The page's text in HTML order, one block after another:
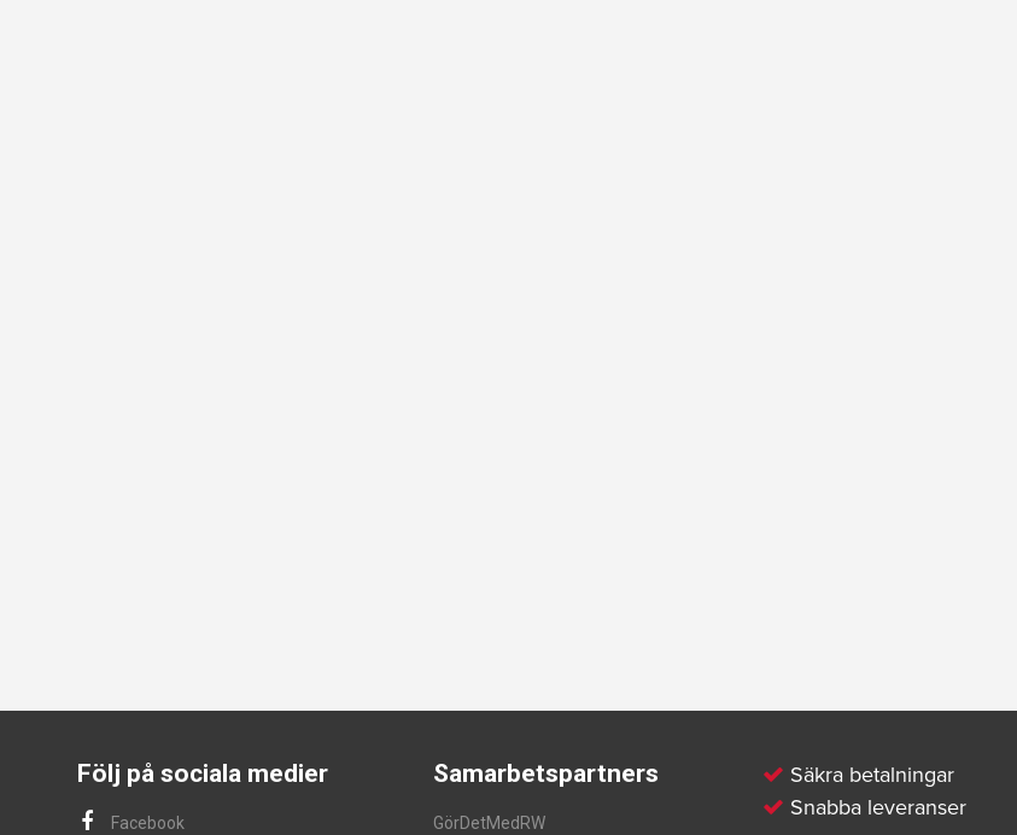
Följ på sociala medier
Facebook
Samarbetspartners
GörDetMedRW
Säkra betalningar
Snabba leveranser